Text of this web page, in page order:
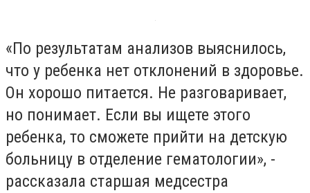
«По результатам анализов выяснилось,
что у ребенка нет отклонений в здоровье.
Он хорошо питается. Не разговаривает,
но понимает. Если вы ищете этого
ребенка, то сможете прийти на детскую
больницу в отделение гематологии», -
рассказала старшая медсестра